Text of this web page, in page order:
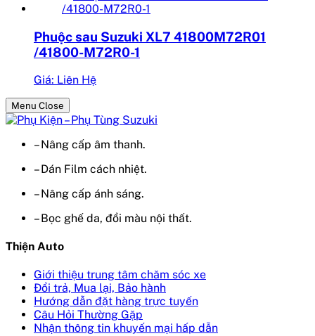
Phuộc sau Suzuki XL7 41800M72R01
/41800-M72R0-1
Giá: Liên Hệ
Menu Close
– Nâng cấp âm thanh.
– Dán Film cách nhiệt.
– Nâng cấp ánh sáng.
– Bọc ghế da, đổi màu nội thất.
Thiện Auto
Giới thiệu trung tâm chăm sóc xe
Đổi trả, Mua lại, Bảo hành
Hướng dẫn đặt hàng trực tuyến
Câu Hỏi Thường Gặp
Nhận thông tin khuyến mại hấp dẫn